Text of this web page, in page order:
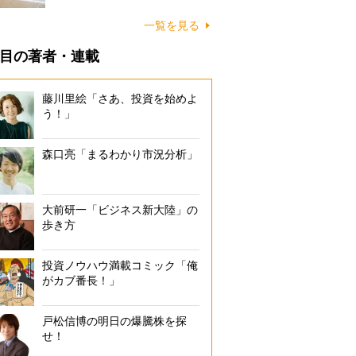
一覧を見る
の著者・連載
藤川里絵「さあ、投資を始めよ
う！」
森口亮「まるわかり市況分析」
大前研一「ビジネス新大陸」の
歩き方
投資ノウハウ満載コミック「俺
がカブ番長！」
戸松信博の明日の爆騰株を探
せ！